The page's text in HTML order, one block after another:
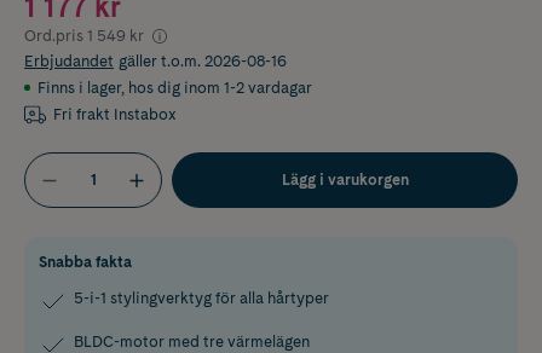
Ord.pris 1 549 kr
Erbjudandet gäller t.o.m. 2026-08-16
Finns i lager, hos dig inom 1-2 vardagar
Fri frakt Instabox
Lägg i varukorgen
Snabba fakta
5-i-1 stylingverktyg för alla hårtyper
BLDC-motor med tre värmelägen